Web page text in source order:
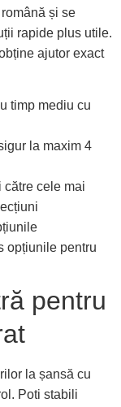
și se
rapide plus utile.
ajutor exact
timp mediu cu
la maxim 4
către cele mai
opțiunile pentru
pentru
la șansă cu
Poti stabili